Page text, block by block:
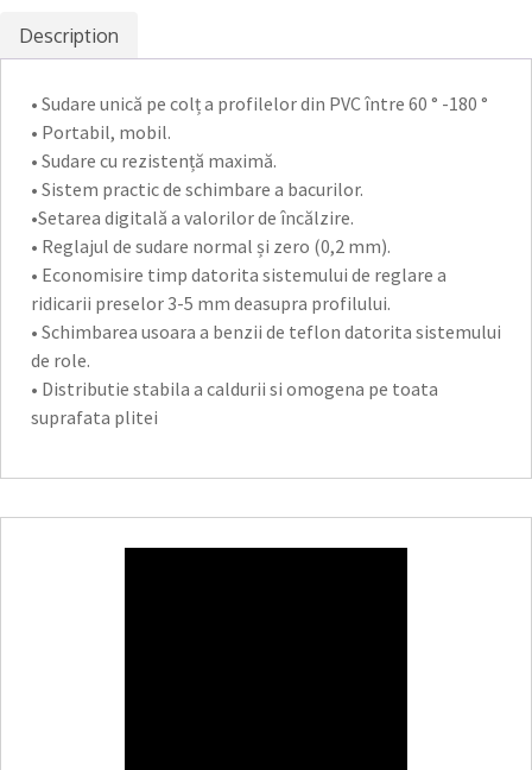
Description
• Sudare unică pe colț a profilelor din PVC între 60 ° -180 °
• Portabil, mobil.
• Sudare cu rezistență maximă.
• Sistem practic de schimbare a bacurilor.
•Setarea digitală a valorilor de încălzire.
• Reglajul de sudare normal și zero (0,2 mm).
• Economisire timp datorita sistemului de reglare a
ridicarii preselor 3-5 mm deasupra profilului.
• Schimbarea usoara a benzii de teflon datorita sistemului
de role.
• Distributie stabila a caldurii si omogena pe toata
suprafata plitei